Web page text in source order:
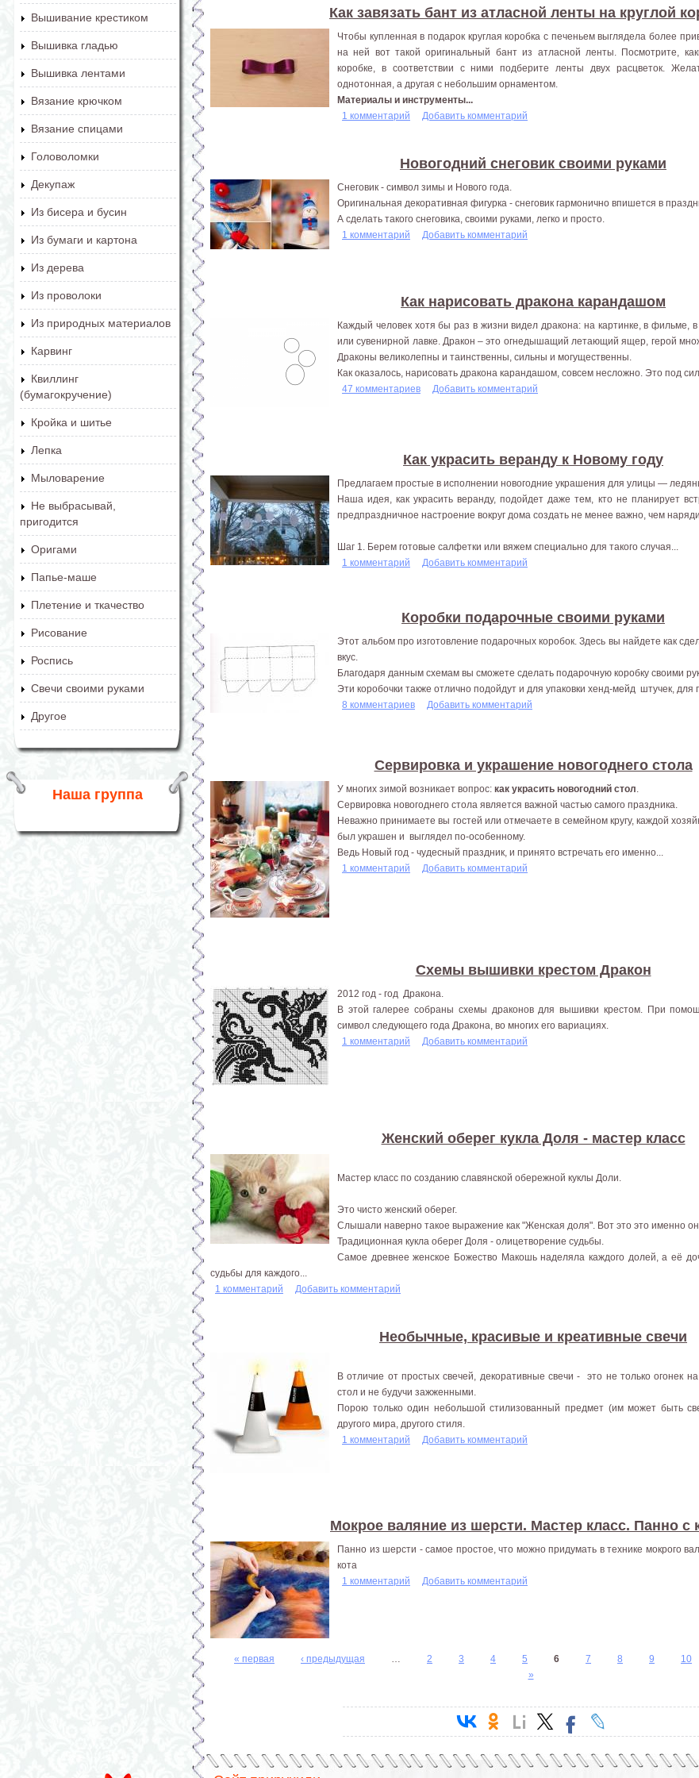
Вышивание крестиком
Вышивка гладью
Вышивка лентами
Вязание крючком
Вязание спицами
Головоломки
Декупаж
Из бисера и бусин
Из бумаги и картона
Из дерева
Из проволоки
Из природных материалов
Карвинг
Квиллинг
(бумагокручение)
Кройка и шитье
Лепка
Мыловарение
Не выбрасывай,
пригодится
Оригами
Папье-маше
Плетение и ткачество
Рисование
Роспись
Свечи своими руками
Другое
Наша группа
Как завязать бант из атласной ленты на круглой
Чтобы купленная в подарок круглая коробка с печеньем выглядела более
на ней вот такой оригинальный бант из атласной ленты. Посмотрите,
коробке, в соответствии с ними подберите ленты двух расцветок.
однотонная, а другая с небольшим орнаментом.
Материалы и инструменты...
1 комментарий
Добавить комментарий
Новогодний снеговик своими руками
Снеговик - символ зимы и Нового года.
Оригинальная декоративная фигурка - снеговик гармонично впишется в
А сделать такого снеговика, своими руками, легко и просто.
1 комментарий
Добавить комментарий
Как нарисовать дракона карандашом
Каждый человек хотя бы раз в жизни видел дракона: на картинке, в фильме,
или сувенирной лавке. Дракон – это огнедышащий летающий ящер, герой
Драконы великолепны и таинственны, сильны и могущественны.
Как оказалось, нарисовать дракона карандашом, совсем несложно. Это под
47 комментариев
Добавить комментарий
Как украсить веранду к Новому году
Предлагаем простые в исполнении новогодние украшения для улицы —
Наша идея, как украсить веранду, подойдет даже тем, кто не планирует
предпраздничное настроение вокруг дома создать не менее важно, чем
Шаг 1. Берем готовые салфетки или вяжем специально для такого случая...
1 комментарий
Добавить комментарий
Коробки подарочные своими руками
Этот альбом про изготовление подарочных коробок. Здесь вы найдете как
вкус.
Благодаря данным схемам вы сможете сделать подарочную коробку своими
Эти коробочки также отлично подойдут и для упаковки хенд-мейд штучек, для
8 комментариев
Добавить комментарий
Сервировка и украшение новогоднего стола
У многих зимой возникает вопрос: как украсить новогодний стол
Сервировка новогоднего стола является важной частью самого праздника.
Неважно принимаете вы гостей или отмечаете в семейном кругу, каждой
был украшен и выглядел по-особенному.
Ведь Новый год - чудесный праздник, и принято встречать его именно...
1 комментарий
Добавить комментарий
Схемы вышивки крестом Дракон
2012 год - год Дракона.
В этой галерее собраны схемы драконов для вышивки крестом. При
символ следующего года Дракона, во многих его вариациях.
1 комментарий
Добавить комментарий
Женский оберег кукла Доля - мастер класс
Мастер класс по созданию славянской обережной куклы Доли.
Это чисто женский оберег.
Слышали наверно такое выражение как "Женская доля". Вот это это именно
Традиционная кукла оберег Доля - олицетворение судьбы.
Самое древнее женское Божество Макошь наделяла каждого долей, а её
судьбы для каждого...
1 комментарий
Добавить комментарий
Необычные, красивые и креативные свечи
В отличие от простых свечей, декоративные свечи - это не только огонек
стол и не будучи зажженными.
Порою только один небольшой стилизованный предмет (им может быть
другого мира, другого стиля.
1 комментарий
Добавить комментарий
Мокрое валяние из шерсти. Мастер класс. Панно с
Панно из шерсти - самое простое, что можно придумать в технике мокрого
кота
1 комментарий
Добавить комментарий
« первая ‹ предыдущая 2 3 4 5 6 7 8 9 10
»